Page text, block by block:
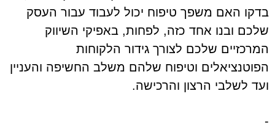
בדקו האם משפך טיפוח יכול לעבוד עבור העסק
שלכם ובנו אחד כזה, לפחות, באפיקי השיווק
המרכזיים שלכם לצורך גידור הלקוחות
הפוטנציאלים וטיפוח שלהם משלב החשיפה והעניין
ועד לשלבי הרצון והרכישה.
-